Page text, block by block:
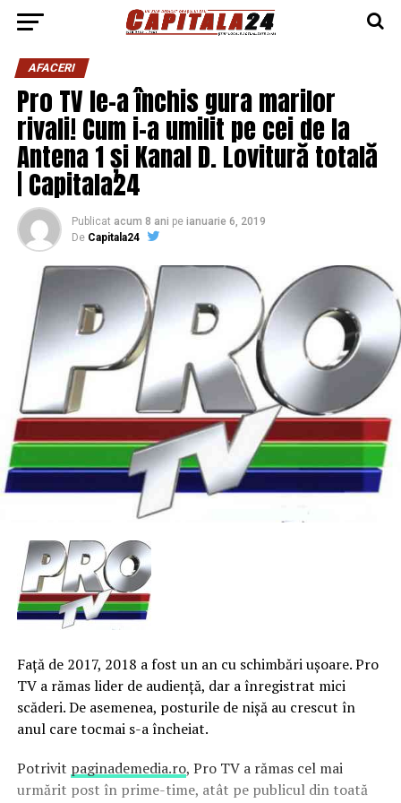
AFACERI
Pro TV le-a închis gura marilor
rivali! Cum i-a umilit pe cei de la
Antena 1 și Kanal D. Lovitură totală
| Capitala24
Publicat acum 8 ani pe ianuarie 6, 2019
De Capitala24
Faţă de 2017, 2018 a fost un an cu schimbări uşoare. Pro
TV a rămas lider de audienţă, dar a înregistrat mici
scăderi. De asemenea, posturile de nişă au crescut în
anul care tocmai s-a încheiat.
Potrivit paginademedia.ro, Pro TV a rămas cel mai
urmărit post în prime-time, atât pe publicul din toată